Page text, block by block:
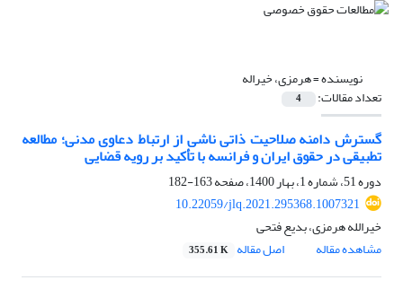
نویسنده =هرمزی، خیراله
تعداد مقالات: 4
گسترش دامنه صلاحیت ذاتی ناشی از ارتباط دعاوی مدنی؛ مطالعه
تطبیقی در حقوق ایران و فرانسه با تأکید بر رویه قضایی
دوره 51، شماره 1، بهار 1400، صفحه
163-182
10.22059/jlq.2021.295368.1007321
خیرالله هرمزی، بدیع فتحی
مشاهده مقاله
اصل مقاله 355.61 K